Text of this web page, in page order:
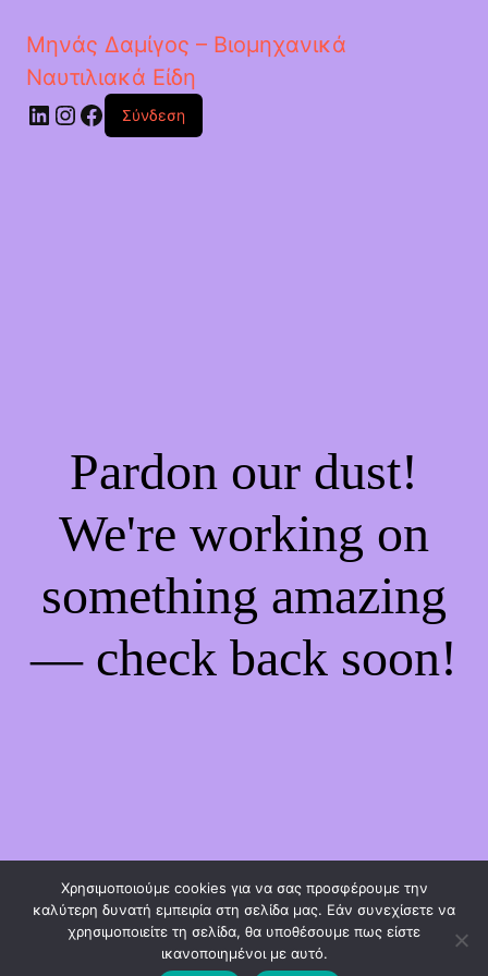
Μηνάς Δαμίγος – Βιομηχανικά
Ναυτιλιακά Είδη
Linkedin
Instagram
Facebook
Σύνδεση
Pardon our dust!
We're working on
something amazing
— check back soon!
Χρησιμοποιούμε cookies για να σας προσφέρουμε την
καλύτερη δυνατή εμπειρία στη σελίδα μας. Εάν συνεχίσετε να
χρησιμοποιείτε τη σελίδα, θα υποθέσουμε πως είστε
ικανοποιημένοι με αυτό.